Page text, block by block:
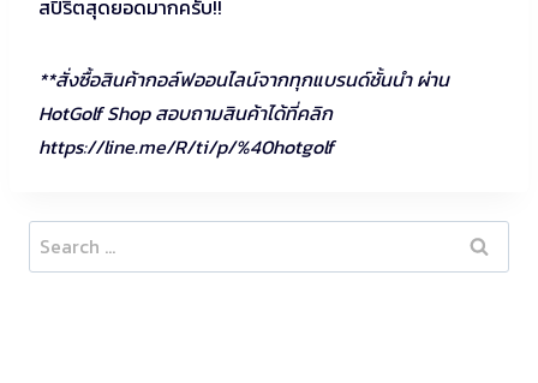
สปิริตสุดยอดมากครับ!!
**สั่งซื้อสินค้ากอล์ฟออนไลน์จากทุกแบรนด์ชั้นนำ ผ่าน
HotGolf Shop สอบถามสินค้าได้ที่คลิก
https://line.me/R/ti/p/%40hotgolf
Search
for: